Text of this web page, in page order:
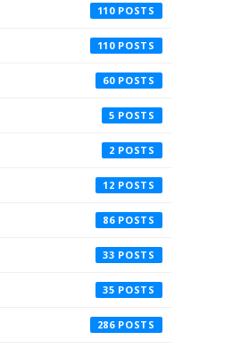
110
110
60
5
2
12
86
33
35
286